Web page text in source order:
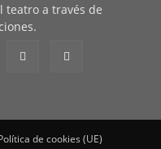
teatro a través de
de cookies (UE)